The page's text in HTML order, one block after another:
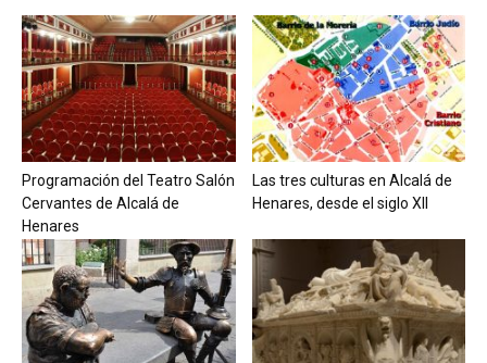
Programación del Teatro Salón
Cervantes de Alcalá de
Henares
Las tres culturas en Alcalá de
Henares, desde el siglo XII